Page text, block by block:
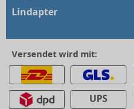
Lindapter
Versendet wird mit:
UPS